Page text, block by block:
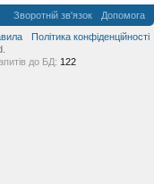
Зворотній зв'язок
Допомога
Політика конфіденційності
до БД: 122